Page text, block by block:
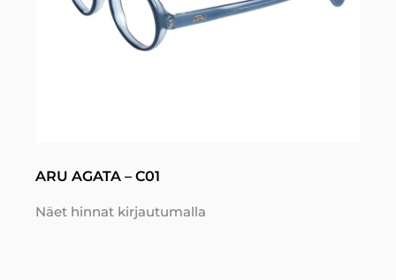
ARU AGATA – C01
Näet hinnat kirjautumalla